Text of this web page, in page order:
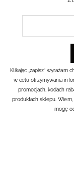
Klikając „zapisz” wyrażam
w celu otrzymywania
promocjach, kodach
produktach sklepu.
mogę